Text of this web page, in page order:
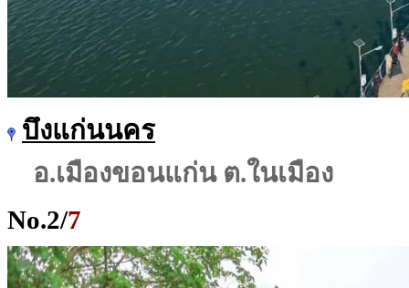
บึงแก่นนคร
อ.เมืองขอนแก่น ต.ในเมือง
No.2/7